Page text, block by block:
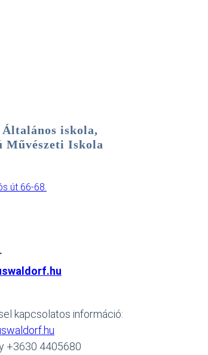
iskola,
Művészeti Iskola
út 66-68.
kapcsolatos információ:
+3630 4405680